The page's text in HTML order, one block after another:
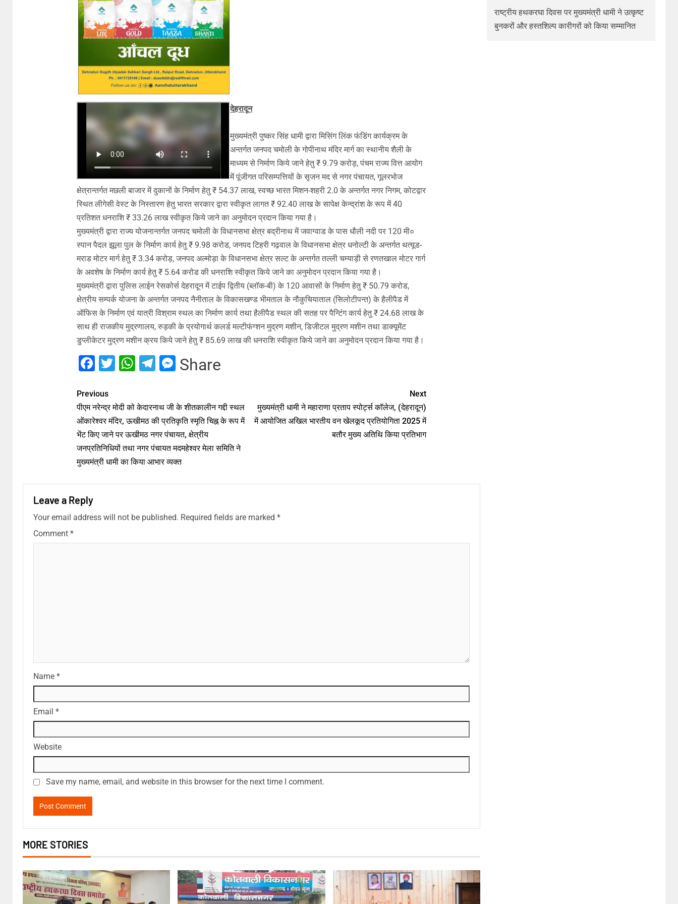
देहरादून
मुख्यमंत्री पुष्कर सिंह धामी द्वारा मिसिंग लिंक फंडिंग कार्यक्रम के
अन्तर्गत जनपद चमोली के गोपीनाथ मंदिर मार्ग का स्थानीय शैली के
माध्यम से निर्माण किये जाने हेतु ₹ 9.79 करोड़, पंचम राज्य वित्त आयोग
में पूंजीगत परिसम्पत्तियों के सृजन मद से नगर पंचायत, गूलरभोज
क्षेत्रान्तर्गत मछली बाजार में दुकानों के निर्माण हेतु ₹ 54.37 लाख, स्वच्छ भारत मिशन-शहरी 2.0 के अन्तर्गत नगर निगम, कोटद्वार
स्थित लीगेसी वेस्ट के निस्तारण हेतु भारत सरकार द्वारा स्वीकृत लागत ₹ 92.40 लाख के सापेक्ष केन्द्रांश के रूप में 40
प्रतिशत धनराशि ₹ 33.26 लाख स्वीकृत किये जाने का अनुमोदन प्रदान किया गया है।
मुख्यमंत्री द्वारा राज्य योजनान्तर्गत जनपद चमोली के विधानसभा क्षेत्र बद्रीनाथ में जवाग्वाड के पास धौली नदी पर 120 मी०
स्पान पैदल झूला पुल के निर्माण कार्य हेतु ₹ 9.98 करोड, जनपद टिहरी गढ़वाल के विधानसभा क्षेत्र धनोल्टी के अन्तर्गत थत्यूड-
मराड मोटर मार्ग हेतु ₹ 3.34 करोड़, जनपद अल्मोड़ा के विधानसभा क्षेत्र सल्ट के अन्तर्गत तल्ली चम्याड़ी से रणतखाल मोटर गार्ग
के अवशेष के निर्माण कार्य हेतु ₹ 5.64 करोड की धनराशि स्वीकृत किये जाने का अनुमोदन प्रदान किया गया है।
मुख्यमंत्री द्वारा पुलिस लाईन रेसकोर्स देहरादून में टाईप द्वितीय (ब्लॉक-बी) के 120 आवासों के निर्माण हेतु ₹ 50.79 करोड,
क्षेत्रीय सम्पर्क योजना के अन्तर्गत जनपद नैनीताल के विकासखण्ड भीमताल के नौकुचियाताल (सिलोटीपन्त) के हैलीपैड में
ऑफिस के निर्माण एवं यात्री विश्राम स्थल का निर्माण कार्य तथा हैलीपैड स्थल की सतह पर पैन्टिंग कार्य हेतु ₹ 24.68 लाख के
साथ ही राजकीय मुद्रणालय, रुड़की के प्रयोगार्थ कलर्ड मल्टीफंग्शन मुद्रण मशीन, डिजीटल मुद्रण मशीन तथा डाक्यूमेंट
डुप्लीकेटर मुद्रण मशीन क्रय किये जाने हेतु ₹ 85.69 लाख की धनराशि स्वीकृत किये जाने का अनुमोदन प्रदान किया गया है।
Facebook
Twitter
WhatsApp
Telegram
Messenger
Share
Previous
पीएम नरेन्द्र मोदी को केदारनाथ जी के शीतकालीन गद्दी स्थल
ओंकारेश्वर मंदिर, ऊखीमठ की प्रतिकृति स्मृति चिह्न के रूप में
भेंट किए जाने पर ऊखीमठ नगर पंचायत, क्षेत्रीय
जनप्रतिनिधियों तथा नगर पंचायत मदमहेश्वर मेला समिति ने
मुख्यमंत्री धामी का किया आभार व्यक्त
Next
मुख्यमंत्री धामी ने महाराणा प्रताप स्पोर्ट्स कॉलेज, (देहरादून)
में आयोजित अखिल भारतीय वन खेलकूद प्रतियोगिता 2025 में
बतौर मुख्य अतिथि किया प्रतिभाग
Leave a Reply
Your email address will not be published. Required fields are marked *
Comment *
Name *
Email *
Website
Save my name, email, and website in this browser for the next time I comment.
MORE STORIES
राष्ट्रीय हथकरघा दिवस पर मुख्यमंत्री धामी ने उत्कृष्ट
बुनकरों और हस्तशिल्प कारीगरों को किया सम्मानित